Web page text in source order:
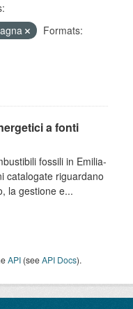
Formats:
a fonti
fossili in Emilia-
catalogate riguardano
la gestione e...
API (seeAPI Docs).